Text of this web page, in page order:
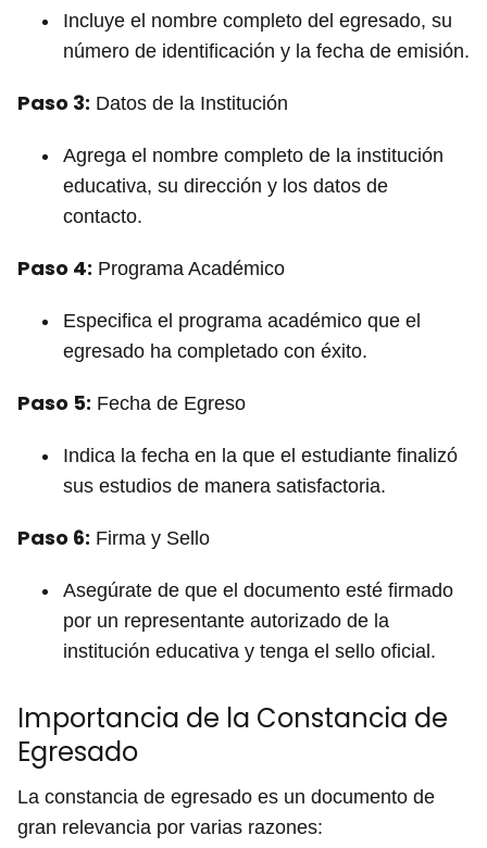
Incluye el nombre completo del egresado, su
número de identificación y la fecha de emisión.
Paso 3: Datos de la Institución
Agrega el nombre completo de la institución
educativa, su dirección y los datos de
contacto.
Paso 4: Programa Académico
Especifica el programa académico que el
egresado ha completado con éxito.
Paso 5: Fecha de Egreso
Indica la fecha en la que el estudiante finalizó
sus estudios de manera satisfactoria.
Paso 6: Firma y Sello
Asegúrate de que el documento esté firmado
por un representante autorizado de la
institución educativa y tenga el sello oficial.
Importancia de la Constancia de
Egresado
La constancia de egresado es un documento de
gran relevancia por varias razones: